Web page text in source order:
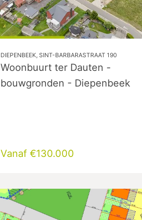
DIEPENBEEK, SINT-BARBARASTRAAT 190
Woonbuurt ter Dauten -
bouwgronden - Diepenbeek
Vanaf €130.000